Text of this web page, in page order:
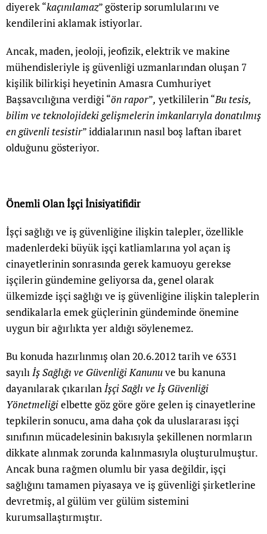
diyerek “kaçınılamaz” gösterip sorumlularını ve
kendilerini aklamak istiyorlar.
Ancak, maden, jeoloji, jeofizik, elektrik ve makine
mühendisleriyle iş güvenliği uzmanlarından oluşan 7
kişilik bilirkişi heyetinin Amasra Cumhuriyet
Başsavcılığına verdiği “ön rapor”, yetkililerin “Bu tesis,
bilim ve teknolojideki gelişmelerin imkanlarıyla donatılmış
en güvenli tesistir” iddialarının nasıl boş laftan ibaret
olduğunu gösteriyor.
Önemli Olan İşçi İnisiyatifidir
İşçi sağlığı ve iş güvenliğine ilişkin talepler, özellikle
madenlerdeki büyük işçi katliamlarına yol açan iş
cinayetlerinin sonrasında gerek kamuoyu gerekse
işçilerin gündemine geliyorsa da, genel olarak
ülkemizde işçi sağlığı ve iş güvenliğine ilişkin taleplerin
sendikalarla emek güçlerinin gündeminde önemine
uygun bir ağırlıkta yer aldığı söylenemez.
Bu konuda hazırlınmış olan 20.6.2012 tarih ve 6331
sayılıİş Sağlığı ve Güvenliği Kanunuve bu kanuna
dayanılarak çıkarılanİşçi Sağlı ve İş Güvenliği
Yönetmeliğielbette göz göre göre gelen iş cinayetlerine
tepkilerin sonucu, ama daha çok da uluslararası işçi
sınıfının mücadelesinin bakısıyla şekillenen normların
dikkate alınmak zorunda kalınmasıyla oluşturulmuştur.
Ancak buna rağmen olumlu bir yasa değildir, işçi
sağlığını tamamen piyasaya ve iş güvenliği şirketlerine
devretmiş, al gülüm ver gülüm sistemini
kurumsallaştırmıştır.